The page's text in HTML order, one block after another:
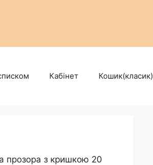
Кабінет Кошик(класик)
прозора з кришкою 20